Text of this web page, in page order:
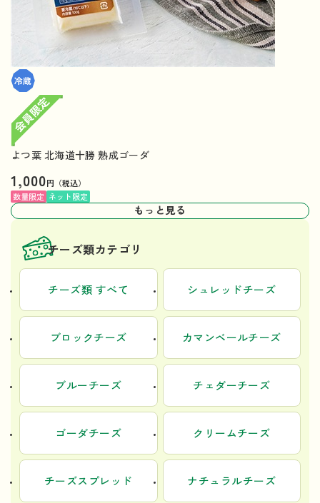
よつ葉 北海道十勝 熟成ゴーダ
1,000円（税込）
数量限定 ネット限定
もっと見る
チーズ類カテゴリ
チーズ類 すべて シュレッドチーズ
ブロックチーズ カマンベールチーズ
ブルーチーズ チェダーチーズ
ゴーダチーズ クリームチーズ
チーズスプレッド ナチュラルチーズ